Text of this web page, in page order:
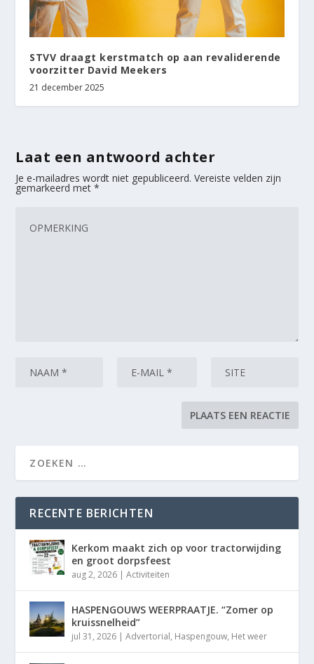
STVV draagt kerstmatch op aan revaliderende
voorzitter David Meekers
21 december 2025
Laat een antwoord achter
Je e-mailadres wordt niet gepubliceerd. Vereiste velden zijn
gemarkeerd met*
RECENTE BERICHTEN
Kerkom maakt zich op voor tractorwijding
en groot dorpsfeest
aug 2, 2026 |Activiteiten
HASPENGOUWS WEERPRAATJE. “Zomer op
kruissnelheid”
jul 31, 2026 |Advertorial, Haspengouw, Het weer